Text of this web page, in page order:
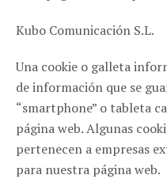
Kubo Comunicación S.L.
Una cookie o galleta
de información que se
“smartphone” o tableta
página web. Algunas
pertenecen a empresas
para nuestra página web.
ZARAGOZA